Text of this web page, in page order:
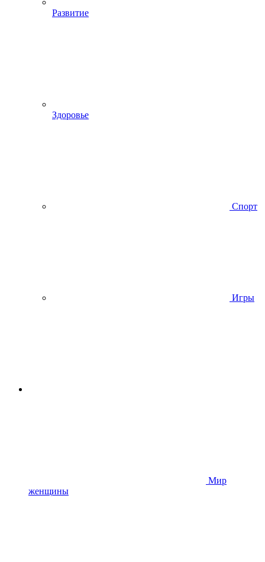
Развитие
Здоровье
Спорт
Игры
Мир
женщины